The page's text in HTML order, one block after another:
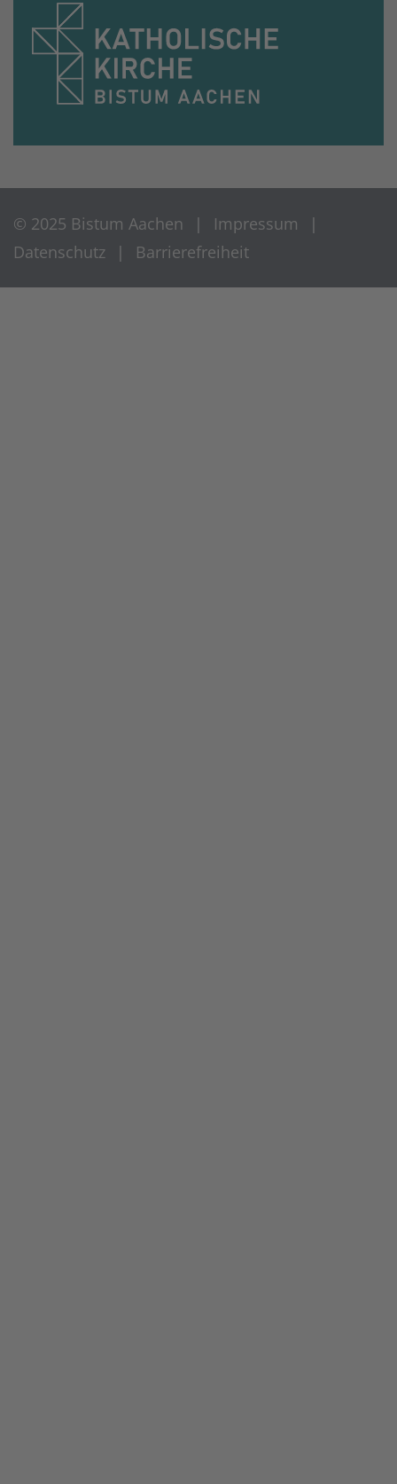
© 2025 Bistum Aachen
Impressum
Datenschutz
Barrierefreiheit